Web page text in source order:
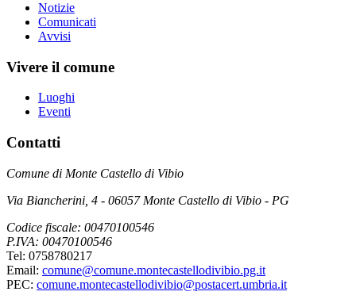
Notizie
Comunicati
Avvisi
Vivere il comune
Luoghi
Eventi
Contatti
Comune di Monte Castello di Vibio
Via Biancherini, 4 - 06057 Monte Castello di Vibio - PG
Codice fiscale: 00470100546
P.IVA: 00470100546
Tel: 0758780217
Email: comune@comune.montecastellodivibio.pg.it
PEC: comune.montecastellodivibio@postacert.umbria.it